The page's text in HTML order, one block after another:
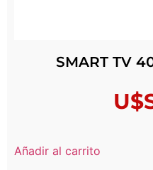
SMART TV
Añadir al carrito